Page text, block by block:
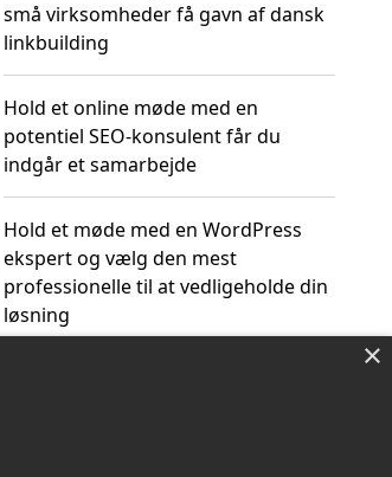
små virksomheder få gavn af dansk
linkbuilding
Hold et online møde med en
potentiel SEO-konsulent får du
indgår et samarbejde
Hold et møde med en WordPress
ekspert og vælg den mest
professionelle til at vedligeholde din
løsning
×